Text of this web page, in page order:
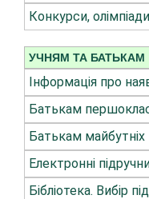
Конкурси, олімпіади
УЧНЯМ ТА БАТЬКАМ
Інформація про
Батькам
Батькам
Електронні
Бібліотека. Вибір